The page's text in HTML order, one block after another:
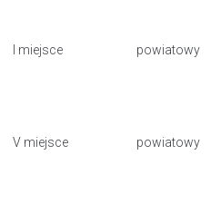
I miejsce powiatowy
V miejsce powiatowy